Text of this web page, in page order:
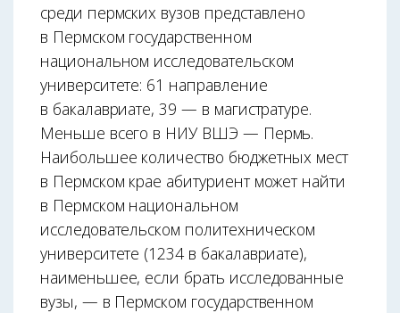
среди пермских вузов представлено
в Пермском государственном
национальном исследовательском
университете: 61 направление
в бакалавриате, 39 — в магистратуре.
Меньше всего в НИУ ВШЭ — Пермь.
Наибольшее количество бюджетных мест
в Пермском крае абитуриент может найти
в Пермском национальном
исследовательском политехническом
университете (1234 в бакалавриате),
наименьшее, если брать исследованные
вузы, — в Пермском государственном